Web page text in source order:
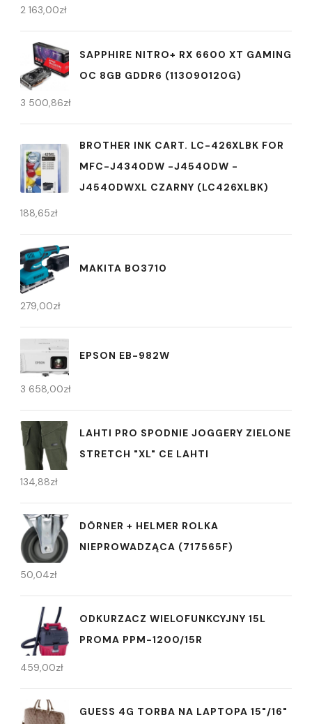
2 163,00zł
SAPPHIRE NITRO+ RX 6600 XT GAMING
OC 8GB GDDR6 (113090120G)
3 500,86zł
BROTHER INK CART. LC-426XLBK FOR
MFC-J4340DW -J4540DW -
J4540DWXL CZARNY (LC426XLBK)
188,65zł
MAKITA BO3710
279,00zł
EPSON EB-982W
3 658,00zł
LAHTI PRO SPODNIE JOGGERY ZIELONE
STRETCH "XL" CE LAHTI
134,88zł
DÖRNER + HELMER ROLKA
NIEPROWADZĄCA (717565F)
50,04zł
ODKURZACZ WIELOFUNKCYJNY 15L
PROMA PPM-1200/15R
459,00zł
GUESS 4G TORBA NA LAPTOPA 15"/16"